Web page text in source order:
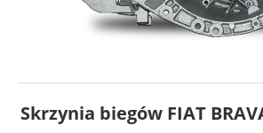
Skrzynia biegów FIAT